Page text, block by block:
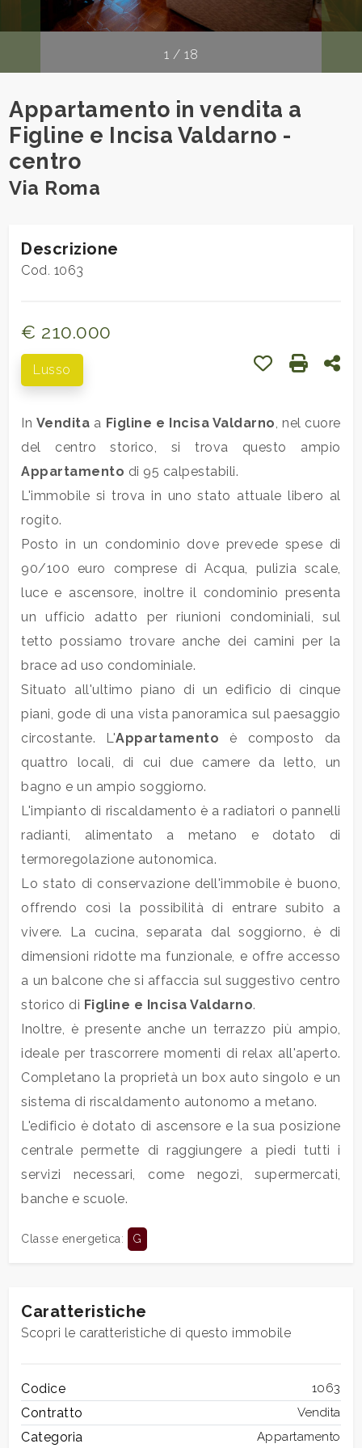
1 / 18
Appartamento in vendita a
Figline e Incisa Valdarno -
centro
Via Roma
Descrizione
Cod. 1063
€ 210.000
Lusso Stampa:
Preferiti: Cod.
In Vendita a Figline e Incisa Valdarno, nel cuore
del centro storico, si trova questo ampio
Appartamento di 95 calpestabili.
L'immobile si trova in uno stato attuale libero al
rogito.
Posto in un condominio dove prevede spese di
90/100 euro comprese di Acqua, pulizia scale,
luce e ascensore, inoltre il condominio presenta
un ufficio adatto per riunioni condominiali, sul
tetto possiamo trovare anche dei camini per la
brace ad uso condominiale.
Situato all'ultimo piano di un edificio di cinque
piani, gode di una vista panoramica sul paesaggio
circostante. L'Appartamento è composto da
quattro locali, di cui due camere da letto, un
bagno e un ampio soggiorno.
L'impianto di riscaldamento è a radiatori o pannelli
radianti, alimentato a metano e dotato di
termoregolazione autonomica.
Lo stato di conservazione dell'immobile è buono,
offrendo così la possibilità di entrare subito a
vivere. La cucina, separata dal soggiorno, è di
dimensioni ridotte ma funzionale, e offre accesso
a un balcone che si affaccia sul suggestivo centro
storico di Figline e Incisa Valdarno.
Inoltre, è presente anche un terrazzo più ampio,
ideale per trascorrere momenti di relax all'aperto.
Completano la proprietà un box auto singolo e un
sistema di riscaldamento autonomo a metano.
L'edificio è dotato di ascensore e la sua posizione
centrale permette di raggiungere a piedi tutti i
servizi necessari, come negozi, supermercati,
banche e scuole.
Classe energetica: G
Caratteristiche
Scopri le caratteristiche di questo immobile
Codice 1063
Contratto Vendita
Categoria Appartamento
-
multiscelta
Residenziali
Industriali
Terreni
Prezzo
Totale
mq
Locali
minimi
Qualsiasi
5
minimi
1